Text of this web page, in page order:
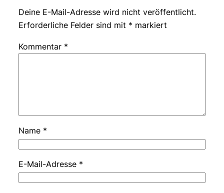
Deine E-Mail-Adresse wird nicht veröffentlicht.
Erforderliche Felder sind mit * markiert
Kommentar *
Name *
E-Mail-Adresse *